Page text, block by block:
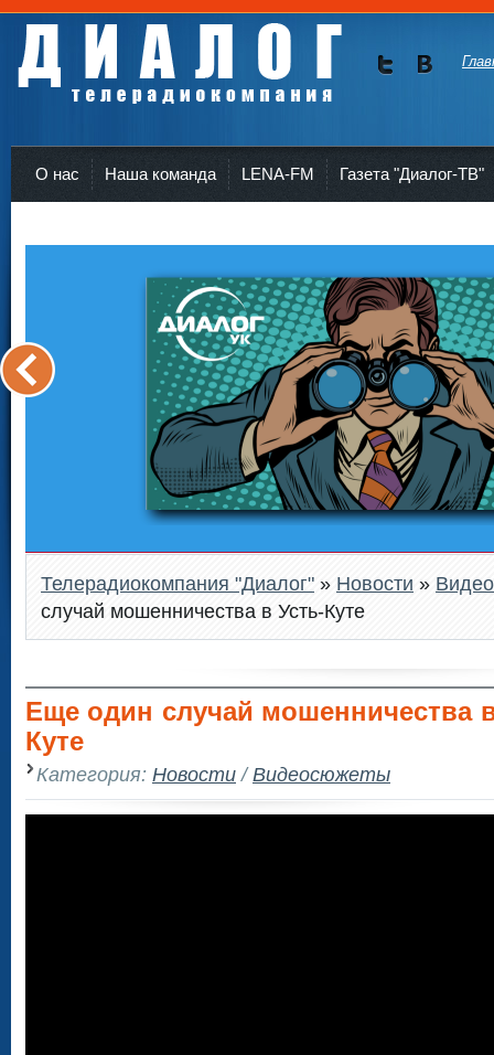
О нас Наша команда LENA-FM Газета "Диалог-ТВ"
Телерадиокомпания "Диалог" » Новости »
случай мошенничества в Усть-Куте
Еще один случай мошенничества
Куте
Категория: Новости/Видеосюжеты